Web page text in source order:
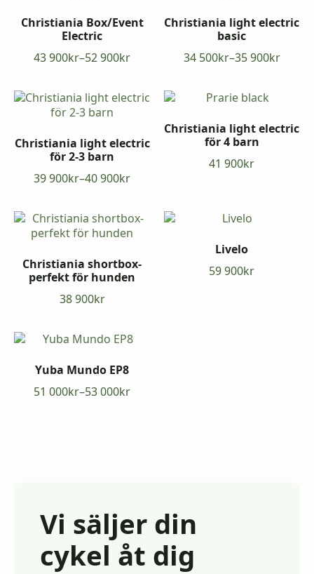
Christiania Box/Event
Electric
43 900kr–52 900kr
Prisintervall:
900kr
till
52
Christiania light electric
basic
34 500kr–35 900kr
Prisintervall:
500kr
till
900kr
Christiania light electric
för 2-3 barn
39 900kr–40 900kr
Prisintervall:
900kr
till
40
Christiania light electric
för 4 barn
41 900kr
Christiania shortbox-
perfekt för hunden
38 900kr
Livelo
59 900kr
Yuba Mundo EP8
51 000kr–53 000kr
Prisintervall:
Vi säljer din
cykel åt dig